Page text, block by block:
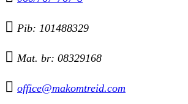
 Pib: 101488329
 Mat. br: 08329168
 office@makomtreid.com